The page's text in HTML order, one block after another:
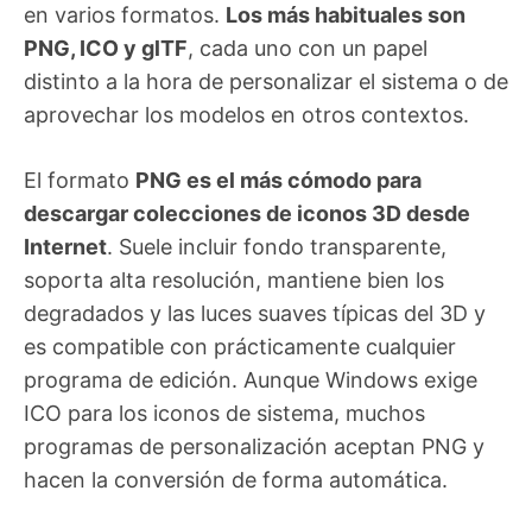
en varios formatos. Los más habituales son
PNG, ICO y glTF, cada uno con un papel
distinto a la hora de personalizar el sistema o de
aprovechar los modelos en otros contextos.
El formato PNG es el más cómodo para
descargar colecciones de iconos 3D desde
Internet. Suele incluir fondo transparente,
soporta alta resolución, mantiene bien los
degradados y las luces suaves típicas del 3D y
es compatible con prácticamente cualquier
programa de edición. Aunque Windows exige
ICO para los iconos de sistema, muchos
programas de personalización aceptan PNG y
hacen la conversión de forma automática.